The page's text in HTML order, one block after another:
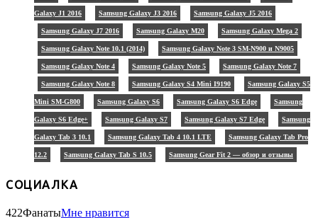
Galaxy J1 2016 Samsung Galaxy J3 2016 Samsung Galaxy J5 2016
Samsung Galaxy J7 2016 Samsung Galaxy M20 Samsung Galaxy Mega 2
Samsung Galaxy Note 10.1 (2014) Samsung Galaxy Note 3 SM-N900 и N9005
Samsung Galaxy Note 4 Samsung Galaxy Note 5 Samsung Galaxy Note 7
Samsung Galaxy Note 8 Samsung Galaxy S4 Mini I9190 Samsung Galaxy S5
Mini SM-G800 Samsung Galaxy S6 Samsung Galaxy S6 Edge Samsung
Galaxy S6 Edge+ Samsung Galaxy S7 Samsung Galaxy S7 Edge Samsung
Galaxy Tab 3 10.1 Samsung Galaxy Tab 4 10.1 LTE Samsung Galaxy Tab Pro
12.2 Samsung Galaxy Tab S 10.5 Samsung Gear Fit 2 — обзор и отзывы
СОЦИАЛКА
422ФанатыМне нравится